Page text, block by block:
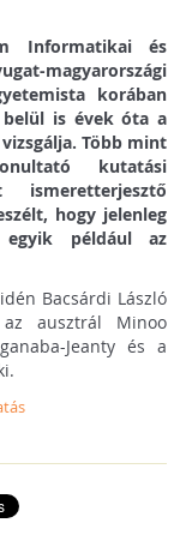
Informatikai és
magyarországi
korában
is évek óta a
Több mint
kutatási
ismeretterjesztő
hogy jelenleg
például az
Bacsárdi László
ausztrál Minoo
Jeanty és a